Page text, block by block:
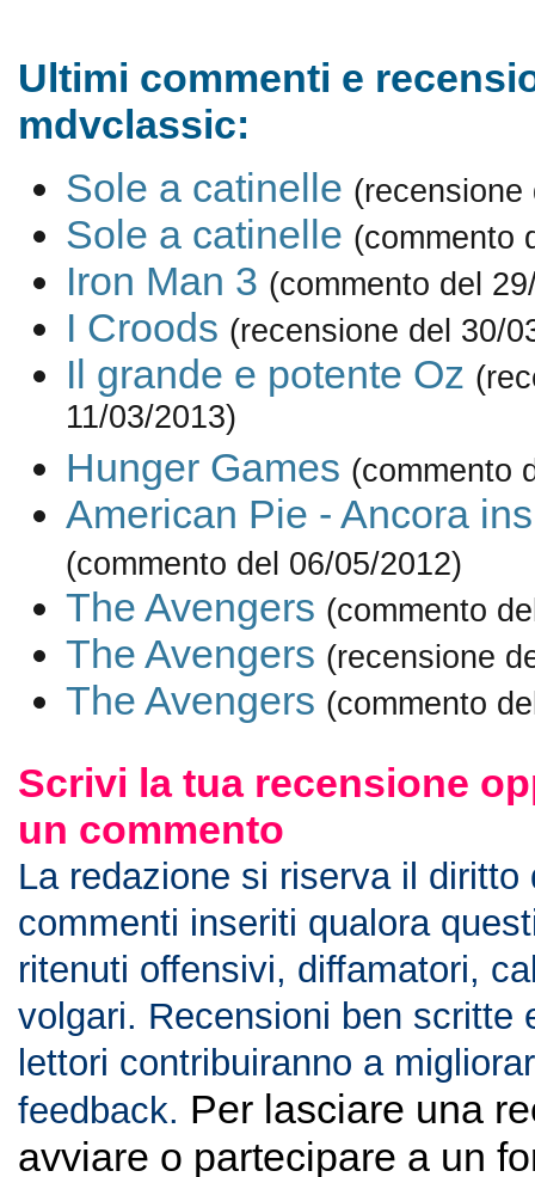
Ultimi commenti e
mdvclassic:
Sole a catinelle (recensione
Sole a catinelle (commento
Iron Man 3 (commento del
I Croods (recensione del 30/
Il grande e potente Oz
11/03/2013)
Hunger Games (commento
American Pie - Ancora
(commento del 06/05/2012)
The Avengers (commento
The Avengers (recensione
The Avengers (commento
Scrivi la tua recensione
un commento
La redazione si riserva il diritto
commenti inseriti qualora
ritenuti offensivi, diffamatori,
volgari. Recensioni ben scritte
lettori contribuiranno a
feedback. Per lasciare una
avviare o partecipare a un